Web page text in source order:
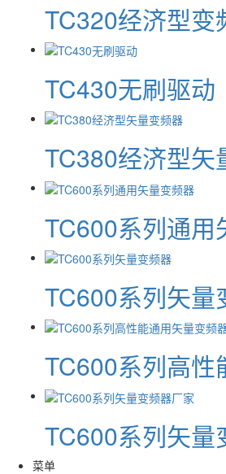
TC320经济型变
TC430无刷驱动
TC380经济型矢
TC600系列通用
TC600系列矢量
TC600系列高性
TC600系列矢量
菜单